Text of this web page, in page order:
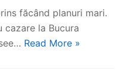
făcând planuri mari.
cazare la Bucura
Read More »